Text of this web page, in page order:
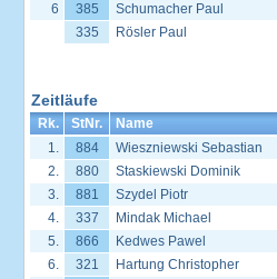
6
385 Schumacher Paul
335
Rösler Paul
Zeitläufe
Rk. StNr. Name
1.
884 Wieszniewski Sebastian
2.
880 Staskiewski Dominik
3.
881 Szydel Piotr
4.
337 Mindak Michael
5.
866 Kedwes Pawel
6.
321 Hartung Christopher